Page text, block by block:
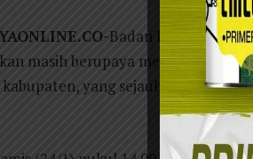
Badan
masih berupaya mengevakuasi
yang sejauh ini